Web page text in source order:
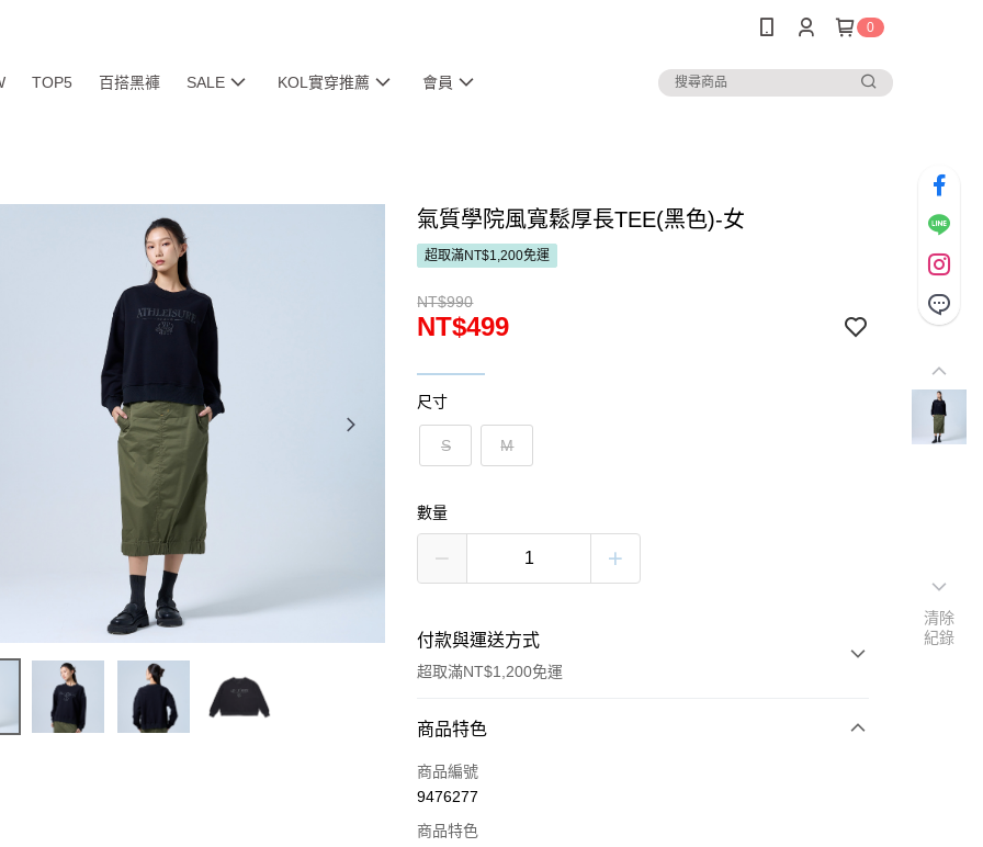
0
TOP5 百搭黑褲 SALE KOL實穿推薦 會員
氣質學院風寬鬆厚長TEE(黑色)-女
超取滿NT$1,200免運
NT$990
NT$499
尺寸
S M
數量
付款與運送方式
超取滿NT$1,200免運
付款方式
信用卡一次付款
商品特色
商品編號
9476277
商品特色
清除
紀錄